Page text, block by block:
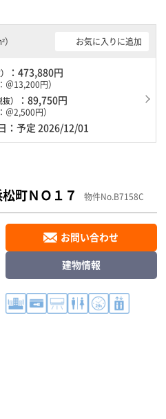
検討されている方にオススメで
ますので自由に出入りが出来ま
お気に入りに追加
：473,880円
＠13,200円）
抜） ：89,750円
＠2,500円）
：予定 2026/12/01
町ＮＯ１７ 物件No.B7158C
お問い合わせ
建物情報